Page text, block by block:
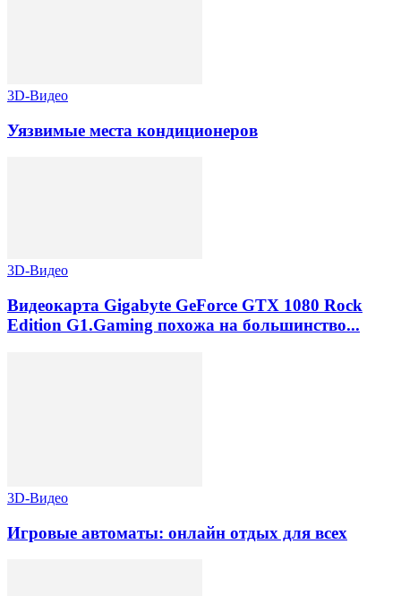
3D-Видео
Уязвимые места кондиционеров
3D-Видео
Видеокарта Gigabyte GeForce GTX 1080 Rock
Edition G1.Gaming похожа на большинство...
3D-Видео
Игровые автоматы: онлайн отдых для всех